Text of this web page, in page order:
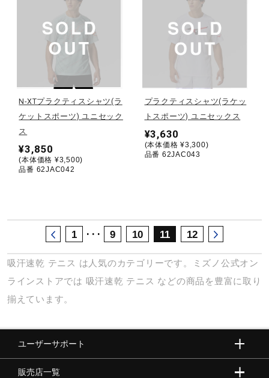
サポート
直営店一覧
取扱店一覧
N-XTプラクティスシャツ(ラ
ケットスポーツ) ユニセック
ス
¥3,850
(本体価格 ¥3,500)
品番 62JAC042
プラクティスシャツ(ラケッ
トスポーツ) ユニセックス
¥3,630
(本体価格 ¥3,300)
品番 62JAC043
1 ･･･ 9 10 11 12
吸汗速乾 テニス は人気のカテゴリーです。ミズノ公式オン
ラインストアでは 吸汗速乾 テニス などの商品を豊富に取り
揃えています。
ユーザーサポート
販売店一覧